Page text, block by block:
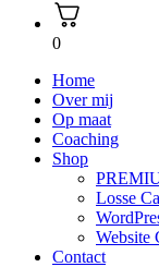
0
Home
Over mij
Op maat
Coaching
Shop
Losse
Website
Contact